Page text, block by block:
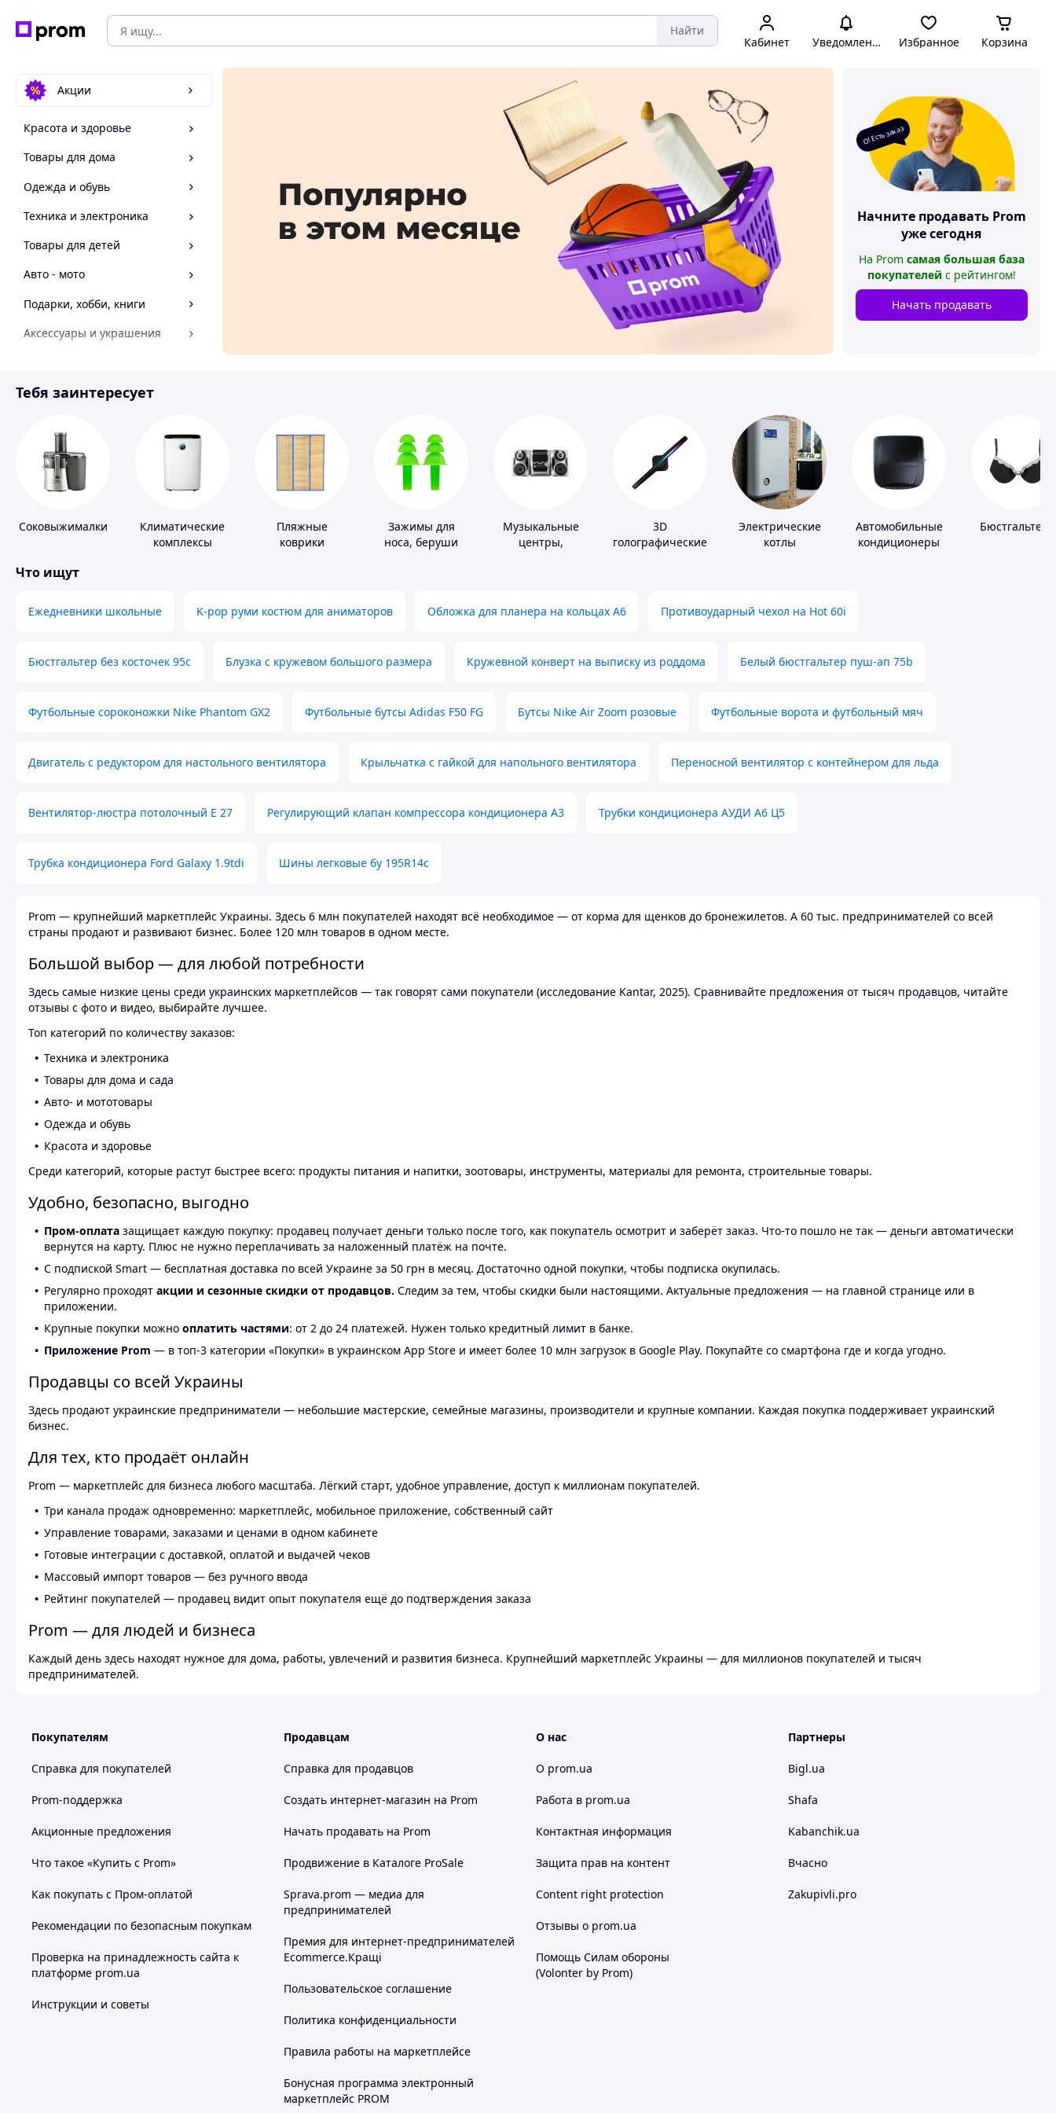
Найти
Кабинет Уведомления Избранное Корзина
Акции
Красота и здоровье
Товары для дома
Одежда и обувь
Техника и электроника
Товары для детей
Авто - мото
Подарки, хобби, книги
Аксессуары и украшения
Спорт и отдых
О! Есть заказ
Начните продавать Prom
уже сегодня
На Prom самая большая база
покупателей с рейтингом!
Начать продавать
Тебя заинтересует
Соковыжималки
Климатические
комплексы
Пляжные
коврики
Зажимы для
носа, беруши
Музыкальные
центры,
3D
голографические
Электрические
котлы
Автомобильные
кондиционеры
Что ищут
Ежедневники школьные K-pop руми костюм для аниматоров Обложка для планера на кольцах А6 Противоударный чехол на Hot 60i
Бюстгальтер без косточек 95с Блузка с кружевом большого размера Кружевной конверт на выписку из роддома Белый бюстгальтер пуш-ап 75b
Футбольные сороконожки Nike Phantom GX2 Футбольные бутсы Adidas F50 FG Бутсы Nike Air Zoom розовые Футбольные ворота и футбольный мяч
Двигатель с редуктором для настольного вентилятора Крыльчатка с гайкой для напольного вентилятора Переносной вентилятор с контейнером для льда
Вентилятор-люстра потолочный E 27 Регулирующий клапан компрессора кондиционера А3 Трубки кондиционера АУДИ А6 Ц5
Трубка кондиционера Ford Galaxy 1.9tdi Шины легковые бу 195R14c
Prom — крупнейший маркетплейс Украины. Здесь 6 млн покупателей находят всё необходимое — от корма для щенков до бронежилетов. А 60 тыс. предпринимателей со всей
страны продают и развивают бизнес. Более 120 млн товаров в одном месте.
Большой выбор — для любой потребности
Здесь самые низкие цены среди украинских маркетплейсов — так говорят сами покупатели (исследование Kantar, 2025). Сравнивайте предложения от тысяч продавцов, читайте
отзывы с фото и видео, выбирайте лучшее.
Топ категорий по количеству заказов:
Техника и электроника
Товары для дома и сада
Авто- и мототовары
Одежда и обувь
Красота и здоровье
Среди категорий, которые растут быстрее всего: продукты питания и напитки, зоотовары, инструменты, материалы для ремонта, строительные товары.
Удобно, безопасно, выгодно
Пром-оплата защищает каждую покупку: продавец получает деньги только после того, как покупатель осмотрит и заберёт заказ. Что-то пошло не так — деньги автоматически
вернутся на карту. Плюс не нужно переплачивать за наложенный платёж на почте.
С подпиской Smart — бесплатная доставка по всей Украине за 50 грн в месяц. Достаточно одной покупки, чтобы подписка окупилась.
Регулярно проходят акции и сезонные скидки от продавцов. Следим за тем, чтобы скидки были настоящими. Актуальные предложения — на главной странице или в
приложении.
Крупные покупки можно оплатить частями: от 2 до 24 платежей. Нужен только кредитный лимит в банке.
Приложение Prom — в топ-3 категории «Покупки» в украинском App Store и имеет более 10 млн загрузок в Google Play. Покупайте со смартфона где и когда угодно.
Продавцы со всей Украины
Здесь продают украинские предприниматели — небольшие мастерские, семейные магазины, производители и крупные компании. Каждая покупка поддерживает украинский
бизнес.
Для тех, кто продаёт онлайн
Prom — маркетплейс для бизнеса любого масштаба. Лёгкий старт, удобное управление, доступ к миллионам покупателей.
Три канала продаж одновременно: маркетплейс, мобильное приложение, собственный сайт
Управление товарами, заказами и ценами в одном кабинете
Готовые интеграции с доставкой, оплатой и выдачей чеков
Массовый импорт товаров — без ручного ввода
Рейтинг покупателей — продавец видит опыт покупателя ещё до подтверждения заказа
Prom — для людей и бизнеса
Каждый день здесь находят нужное для дома, работы, увлечений и развития бизнеса. Крупнейший маркетплейс Украины — для миллионов покупателей и тысяч
предпринимателей.
Покупателям
Справка для покупателей
Prom-поддержка
Акционные предложения
Что такое «Купить с Prom»
Как покупать с Пром-оплатой
Рекомендации по безопасным покупкам
Проверка на принадлежность сайта к
платформе prom.ua
Инструкции и советы
Продавцам
Справка для продавцов
Создать интернет-магазин на Prom
Начать продавать на Prom
Продвижение в Каталоге ProSale
Sprava.prom — медиа для
предпринимателей
Премия для интернет-предпринимателей
Ecommerce.Кращі
Пользовательское соглашение
Политика конфиденциальности
Правила работы на маркетплейсе
Бонусная программа электронный
маркетплейс PROM
О нас
О prom.ua
Работа в prom.ua
Контактная информация
Защита прав на контент
Content right protection
Отзывы о prom.ua
Помощь Силам обороны
(Volonter by Prom)
Партнеры
Bigl.ua
Shafa
Kabanchik.ua
Вчасно
Zakupivli.pro